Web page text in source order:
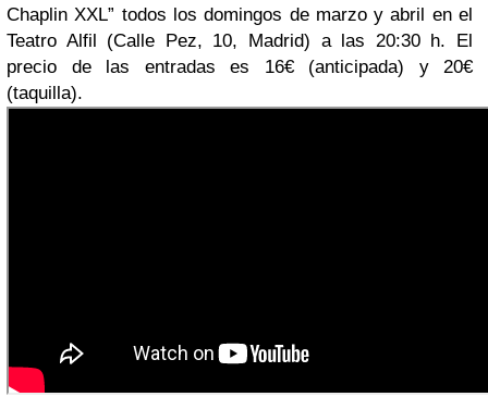
Chaplin XXL” todos los domingos de marzo y abril en el
Teatro Alfil (Calle Pez, 10, Madrid) a las 20:30 h. El
precio de las entradas es 16€ (anticipada) y 20€
(taquilla).